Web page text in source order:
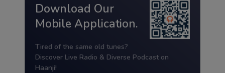
Download Our
Mobile Application.
Tired of the same old tunes?
Discover Live Radio & Diverse Podcast on
Haanji!